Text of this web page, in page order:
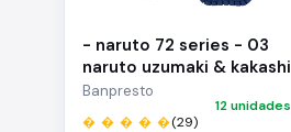
- naruto 72 series - 03
naruto uzumaki & kakashi
hatake(a:naruto uzumaki)
Banpresto
� � � � �(29)
12 unidades